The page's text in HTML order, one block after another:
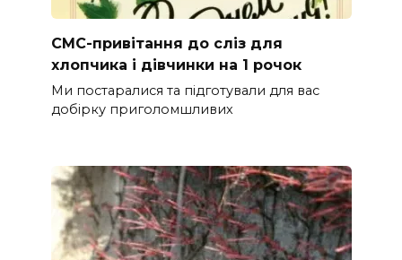
СМС-привітання до сліз для
хлопчика і дівчинки на 1 рочок
Ми постаралися та підготували для вас
добірку приголомшливих